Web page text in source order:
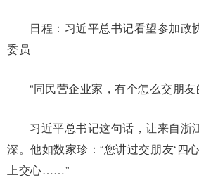
日程：习近平总书记看望参加政
委员
“同民营企业家，有个怎么交朋友
习近平总书记这句话，让来自浙
深。他如数家珍：“您讲过交朋友‘四
上交心……”